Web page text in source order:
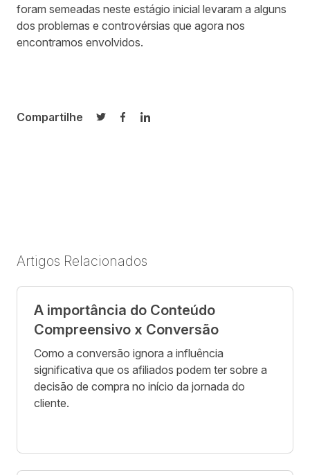
foram semeadas neste estágio inicial levaram a alguns
dos problemas e controvérsias que agora nos
encontramos envolvidos.
Compartilhe
Compartilhar no Twitter
Compartilhar no Facebook
Compartilhar no LinkedIn
Artigos Relacionados
A importância do Conteúdo
Compreensivo x Conversão
Como a conversão ignora a influência
significativa que os afiliados podem ter sobre a
decisão de compra no início da jornada do
cliente.